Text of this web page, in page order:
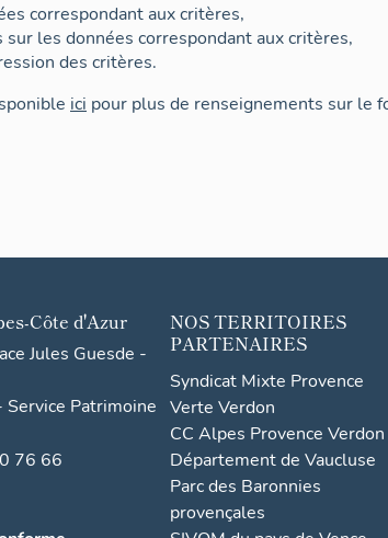
correspondant aux critères,
sur les données correspondant aux critères,
des critères.
ici pour plus de renseignements sur le
Côte d'Azur
Jules Guesde -
Patrimoine
76 66
NOS TERRITOIRES
PARTENAIRES
Syndicat Mixte Provence
Verte Verdon
CC Alpes Provence Verdon
Département de Vaucluse
Parc des Baronnies
provençales